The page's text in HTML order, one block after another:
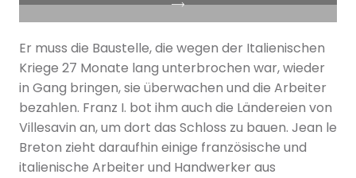
Er muss die Baustelle, die wegen der Italienischen
Kriege 27 Monate lang unterbrochen war, wieder
in Gang bringen, sie überwachen und die Arbeiter
bezahlen. Franz I. bot ihm auch die Ländereien von
Villesavin an, um dort das Schloss zu bauen. Jean le
Breton zieht daraufhin einige französische und
italienische Arbeiter und Handwerker aus